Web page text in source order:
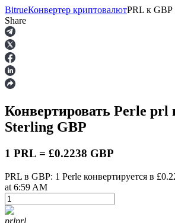
Фьючерсы
USDT-фьючерсы
BitrueКонвертер криптовалютPRL к GBP
Share
Конвертировать Perle prl
Sterling GBP
1 PRL = £0.2238 GBP
PRL в GBP: 1 Perle конвертируется в
at 6:59 AM
prlprl